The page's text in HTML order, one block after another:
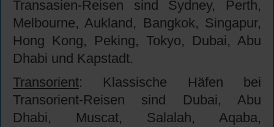
Transasien-Reisen sind Sydney, Perth,
Melbourne, Aukland, Bangkok, Singapur,
Hong Kong, Peking, Tokyo, Dubai, Abu
Dhabi und Kapstadt.
Transorient: Klassische Häfen bei
Transorient-Reisen sind Dubai, Abu
Dhabi, Muscat, Salalah, Aqaba,